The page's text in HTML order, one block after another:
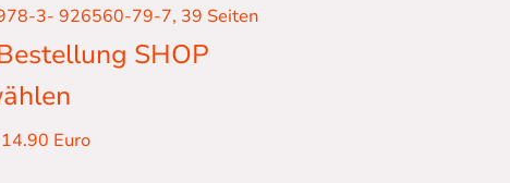
3- 926560-79-7, 39 Seiten
SHOP
Euro